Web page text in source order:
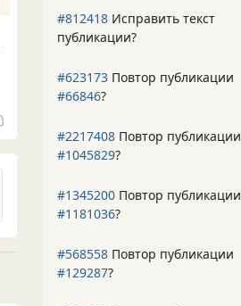
#812418 Исправить текст
публикации?
#623173 Повтор публикации
#66846?
#2217408 Повтор публикации
#1045829?
#1345200 Повтор публикации
#1181036?
#568558 Повтор публикации
#129287?